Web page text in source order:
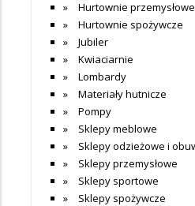
Hurtownie przemysłowe
Hurtownie spożywcze
Jubiler
Kwiaciarnie
Lombardy
Materiały hutnicze
Pompy
Sklepy meblowe
Sklepy odzieżowe i
Sklepy przemysłowe
Sklepy sportowe
Sklepy spożywcze